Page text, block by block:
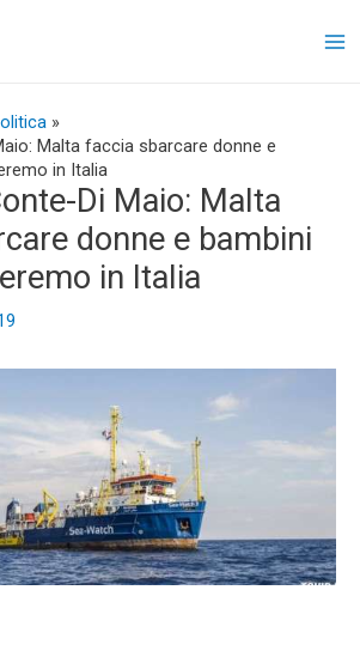
Malta faccia sbarcare donne e
in Italia
Di Maio: Malta
donne e bambini
in Italia